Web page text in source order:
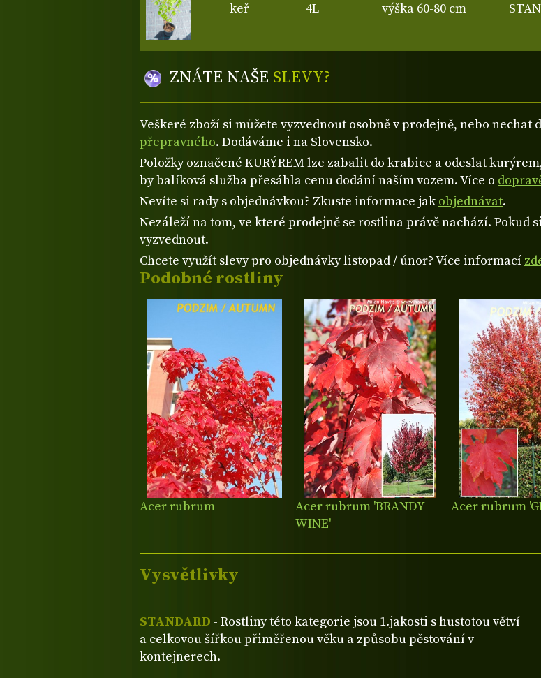
keř 4L výška 60-80 cm
ZNÁTE NAŠE SLEVY?
Podobné rostliny
Acer rubrum
Acer rubrum 'BRANDY
WINE'
Acer rubrum
Veškeré zboží si můžete vyzvednout osobně v prodejně, nebo nechat
přepravného. Dodáváme i na Slovensko.
Položky označené KURÝREM lze zabalit do krabice a odeslat
by balíková služba přesáhla cenu dodání naším vozem. Více o
Nevíte si rady s objednávkou? Zkuste informace jakobjednávat.
Nezáleží na tom, ve které prodejně se rostlina právě nachází.
vyzvednout.
Chcete využít slevy pro objednávky listopad / únor? Více informací
Vysvětlivky
STANDARD - Rostliny této kategorie jsou 1.jakosti s hustotou větví
a celkovou šířkou přiměřenou věku a způsobu pěstování v
kontejnerech.